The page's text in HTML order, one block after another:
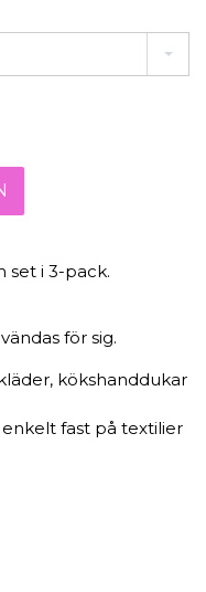
set i 3-pack.
för sig.
kökshanddukar
fast på textilier